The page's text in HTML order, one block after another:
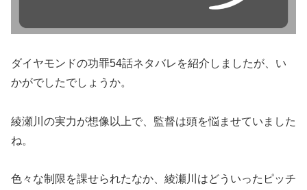
ダイヤモンドの功罪54話ネタバレを紹介しましたが、い
かがでしたでしょうか。
綾瀬川の実力が想像以上で、監督は頭を悩ませていました
ね。
色々な制限を課せられたなか、綾瀬川はどういったピッチ